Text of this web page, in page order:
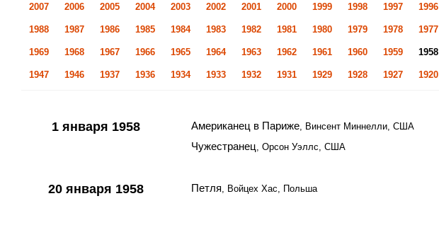
2007 2006 2005 2004 2003 2002 2001 2000 1999 1998 1997 1996
1988 1987 1986 1985 1984 1983 1982 1981 1980 1979 1978 1977
1969 1968 1967 1966 1965 1964 1963 1962 1961 1960 1959 1958
1947 1946 1937 1936 1934 1933 1932 1931 1929 1928 1927 1920
1 января 1958 Американец в Париже, Винсент Миннелли, США
Чужестранец, Орсон Уэллс, США
20 января 1958 Петля, Войцех Хас, Польша